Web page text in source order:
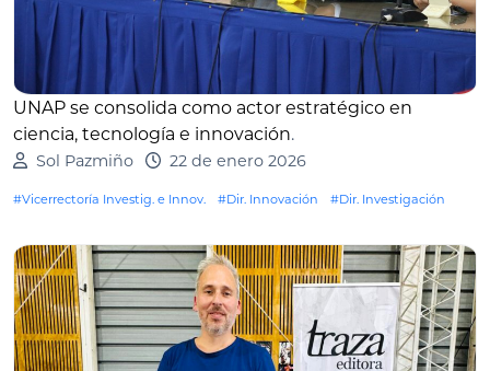
UNAP se consolida como actor estratégico en
ciencia, tecnología e innovación.
Sol Pazmiño 22 de enero 2026
#Vicerrectoría Investig. e Innov. #Dir. Innovación #Dir. Investigación